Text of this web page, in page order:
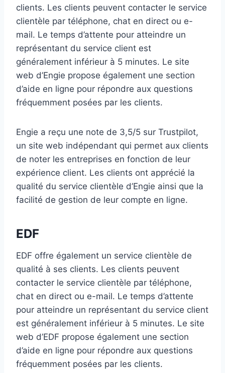
clients. Les clients peuvent contacter le service
clientèle par téléphone, chat en direct ou e-
mail. Le temps d’attente pour atteindre un
représentant du service client est
généralement inférieur à 5 minutes. Le site
web d’Engie propose également une section
d’aide en ligne pour répondre aux questions
fréquemment posées par les clients.
Engie a reçu une note de 3,5/5 sur Trustpilot,
un site web indépendant qui permet aux clients
de noter les entreprises en fonction de leur
expérience client. Les clients ont apprécié la
qualité du service clientèle d’Engie ainsi que la
facilité de gestion de leur compte en ligne.
EDF
EDF offre également un service clientèle de
qualité à ses clients. Les clients peuvent
contacter le service clientèle par téléphone,
chat en direct ou e-mail. Le temps d’attente
pour atteindre un représentant du service client
est généralement inférieur à 5 minutes. Le site
web d’EDF propose également une section
d’aide en ligne pour répondre aux questions
fréquemment posées par les clients.